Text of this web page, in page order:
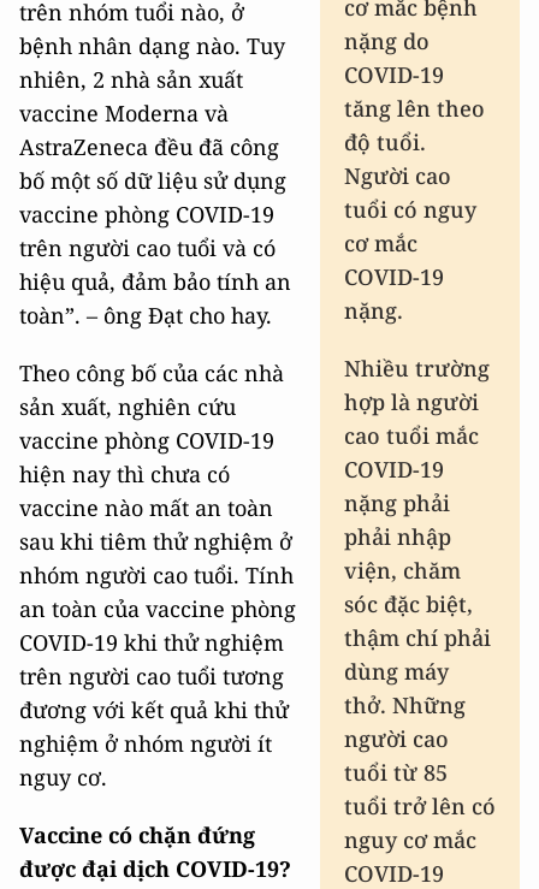
cơ mắc bệnh
nặng do
COVID-19
tăng lên theo
độ tuổi.
Người cao
tuổi có nguy
cơ mắc
COVID-19
nặng.
Nhiều trường
hợp là người
cao tuổi mắc
COVID-19
nặng phải
phải nhập
viện, chăm
sóc đặc biệt,
thậm chí phải
dùng máy
thở. Những
người cao
tuổi từ 85
tuổi trở lên có
nguy cơ mắc
COVID-19
trên nhóm tuổi nào, ở
bệnh nhân dạng nào. Tuy
nhiên, 2 nhà sản xuất
vaccine Moderna và
AstraZeneca đều đã công
bố một số dữ liệu sử dụng
vaccine phòng COVID-19
trên người cao tuổi và có
hiệu quả, đảm bảo tính an
toàn”. – ông Đạt cho hay.
Theo công bố của các nhà
sản xuất, nghiên cứu
vaccine phòng COVID-19
hiện nay thì chưa có
vaccine nào mất an toàn
sau khi tiêm thử nghiệm ở
nhóm người cao tuổi. Tính
an toàn của vaccine phòng
COVID-19 khi thử nghiệm
trên người cao tuổi tương
đương với kết quả khi thử
nghiệm ở nhóm người ít
nguy cơ.
Vaccine có chặn đứng
được đại dịch COVID-19?